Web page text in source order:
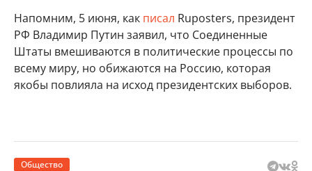
Напомним, 5 июня, как писал Ruposters, президент
РФ Владимир Путин заявил, что Соединенные
Штаты вмешиваются в политические процессы по
всему миру, но обижаются на Россию, которая
якобы повлияла на исход президентских выборов.
Общество